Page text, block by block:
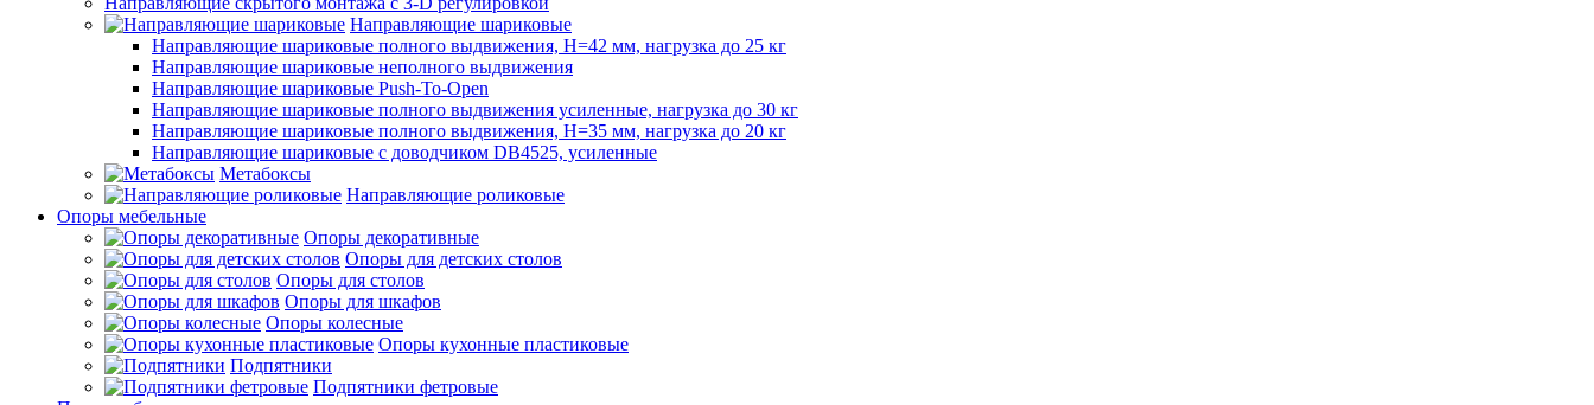
Направляющие шариковые
Направляющие шариковые полного выдвижения, H=42 мм, нагрузка до 25 кг
Направляющие шариковые неполного выдвижения
Направляющие шариковые Push-To-Open
Направляющие шариковые полного выдвижения усиленные, нагрузка до 30 кг
Направляющие шариковые полного выдвижения, H=35 мм, нагрузка до 20 кг
Направляющие шариковые с доводчиком DB4525, усиленные
Метабоксы
Направляющие роликовые
Опоры мебельные
Опоры декоративные
Опоры для детских столов
Опоры для столов
Опоры для шкафов
Опоры колесные
Опоры кухонные пластиковые
Подпятники
Подпятники фетровые